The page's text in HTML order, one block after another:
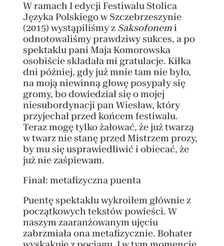
W ramach I edycji Festiwalu Stolica
Języka Polskiego w Szczebrzeszynie
(2015) wystąpiliśmy z Saksofonemi
odnotowaliśmy prawdziwy sukces, a po
spektaklu pani Maja Komorowska
osobiście składała mi gratulacje. Kilka
dni później, gdy już mnie tam nie było,
na moją niewinną głowę posypały się
gromy, bo dowiedział się o mojej
niesubordynacji pan Wiesław, który
przyjechał przed końcem festiwalu.
Teraz mogę tylko żałować, że już twarzą
w twarz nie stanę przed Mistrzem prozy,
by mu się usprawiedliwić i obiecać, że
już nie zaśpiewam.
Finał: metafizyczna puenta
Puentę spektaklu wykroiłem głównie z
początkowych tekstów powieści. W
naszym zaaranżowanym ujęciu
zabrzmiała ona metafizycznie. Bohater